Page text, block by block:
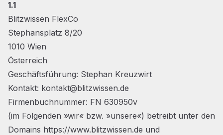
1.1
Blitzwissen FlexCo
Stephansplatz 8/20
1010 Wien
Österreich
Geschäftsführung: Stephan Kreuzwirt
Kontakt: kontakt@blitzwissen.de
Firmenbuchnummer: FN 630950v
(im Folgenden »wir« bzw. »unsere«) betreibt unter den
Domains https://www.blitzwissen.de und